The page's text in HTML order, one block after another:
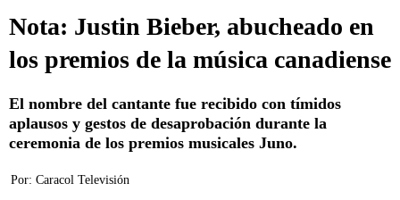
Nota: Justin Bieber, abucheado en
los premios de la música canadiense
El nombre del cantante fue recibido con tímidos
aplausos y gestos de desaprobación durante la
ceremonia de los premios musicales Juno.
Por: Caracol Televisión